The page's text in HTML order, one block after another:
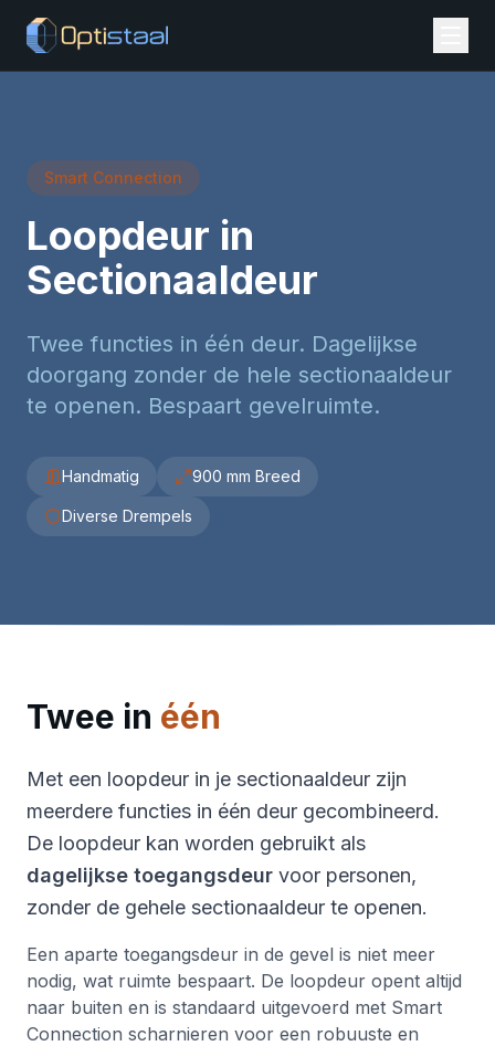
Smart Connection
Loopdeur in
Sectionaaldeur
Twee functies in één deur. Dagelijkse
doorgang zonder de hele sectionaaldeur
te openen. Bespaart gevelruimte.
Handmatig 900 mm Breed
Diverse Drempels
Twee in één
Met een loopdeur in je sectionaaldeur zijn
meerdere functies in één deur gecombineerd.
De loopdeur kan worden gebruikt als
dagelijkse toegangsdeur voor personen,
zonder de gehele sectionaaldeur te openen.
Een aparte toegangsdeur in de gevel is niet meer
nodig, wat ruimte bespaart. De loopdeur opent altijd
naar buiten en is standaard uitgevoerd met Smart
Connection scharnieren voor een robuuste en